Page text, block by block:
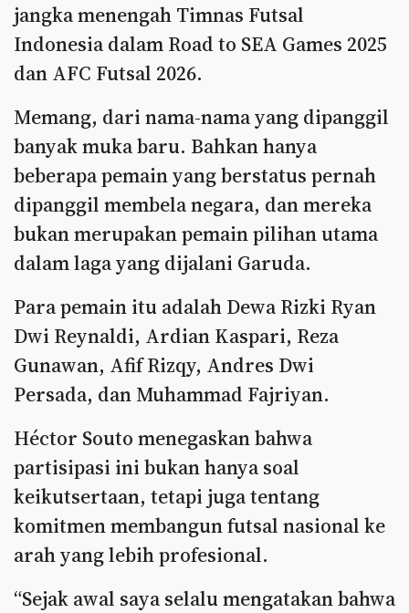
jangka menengah Timnas Futsal
Indonesia dalam Road to SEA Games 2025
dan AFC Futsal 2026.
Memang, dari nama-nama yang dipanggil
banyak muka baru. Bahkan hanya
beberapa pemain yang berstatus pernah
dipanggil membela negara, dan mereka
bukan merupakan pemain pilihan utama
dalam laga yang dijalani Garuda.
Para pemain itu adalah Dewa Rizki Ryan
Dwi Reynaldi, Ardian Kaspari, Reza
Gunawan, Afif Rizqy, Andres Dwi
Persada, dan Muhammad Fajriyan.
Héctor Souto menegaskan bahwa
partisipasi ini bukan hanya soal
keikutsertaan, tetapi juga tentang
komitmen membangun futsal nasional ke
arah yang lebih profesional.
“Sejak awal saya selalu mengatakan bahwa